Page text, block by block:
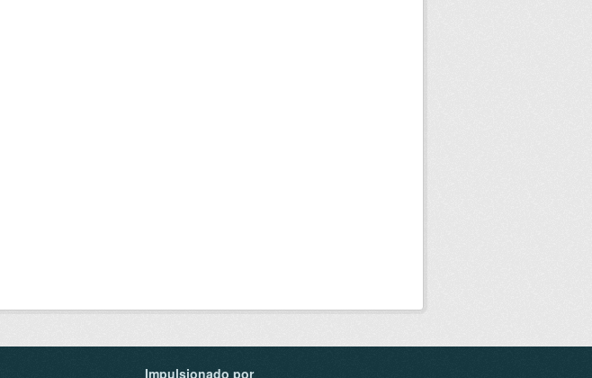
Impulsionado por